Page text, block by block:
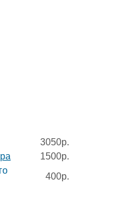
3050р.
1500р.
400р.